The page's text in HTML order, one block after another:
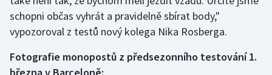
schopni občas vyhrát a pravidelně sbírat body,"
vypozoroval z testů nový kolega Nika Rosberga.
Fotografie monopostů z předsezonního testování 1.